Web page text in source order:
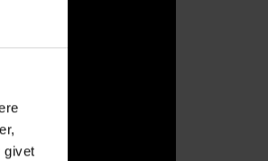
givet